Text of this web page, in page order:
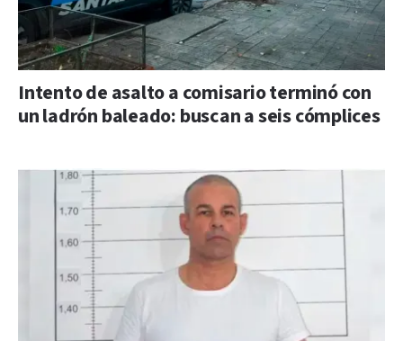
Intento de asalto a comisario terminó con
un ladrón baleado: buscan a seis cómplices